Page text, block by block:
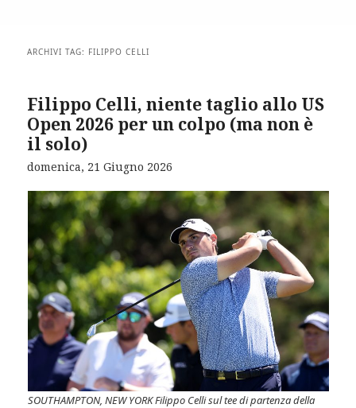
ARCHIVI TAG: FILIPPO CELLI
Filippo Celli, niente taglio allo US
Open 2026 per un colpo (ma non è
il solo)
domenica, 21 Giugno 2026
SOUTHAMPTON, NEW YORK Filippo Celli sul tee di partenza della